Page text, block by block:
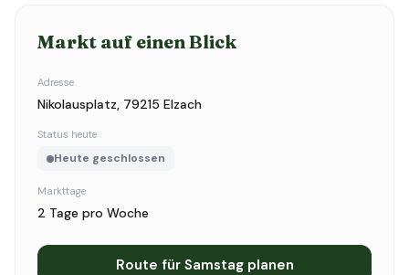
Markt auf einen Blick
Adresse
Nikolausplatz, 79215 Elzach
Status heute
Heute geschlossen
Markttage
2 Tage pro Woche
Route für Samstag planen